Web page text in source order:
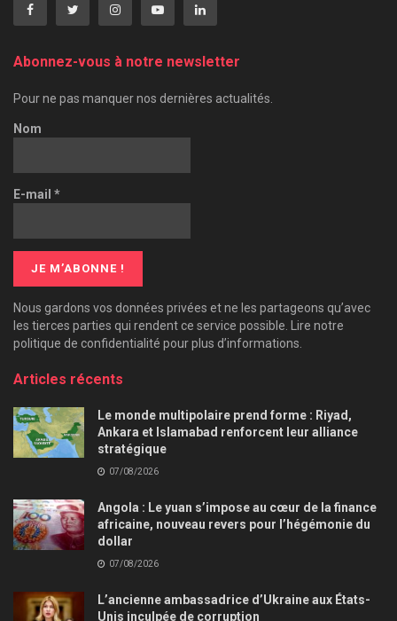
Abonnez-vous à notre newsletter
Pour ne pas manquer nos dernières actualités.
Nom
E-mail *
Nous gardons vos données privées et ne les partageons qu’avec
les tierces parties qui rendent ce service possible. Lire notre
politique de confidentialité pour plus d’informations.
Articles récents
Le monde multipolaire prend forme : Riyad,
Ankara et Islamabad renforcent leur alliance
stratégique
07/08/2026
Angola : Le yuan s’impose au cœur de la finance
africaine, nouveau revers pour l’hégémonie du
dollar
07/08/2026
L’ancienne ambassadrice d’Ukraine aux États-
Unis inculpée de corruption